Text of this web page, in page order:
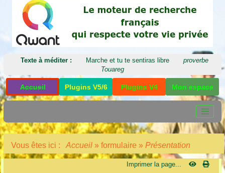
Texte à méditer : Marche et tu te sentiras libre
proverbe
Touareg
Accueil Plugins V5/6 Plugins V4 Mon espace
Vous êtes ici : Accueil » formulaire » Présentation
Imprimer la page...